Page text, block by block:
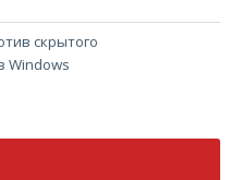
скрытого
Windows